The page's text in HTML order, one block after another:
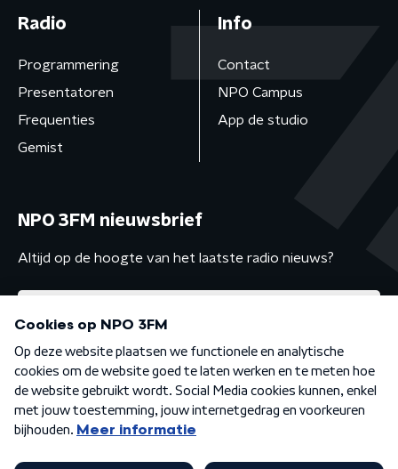
Radio
Programmering
Presentatoren
Frequenties
Gemist
Info
Contact
NPO Campus
App de studio
NPO 3FM nieuwsbrief
Altijd op de hoogte van het laatste radio nieuws?
Algemene voorwaarden Privacybeleid